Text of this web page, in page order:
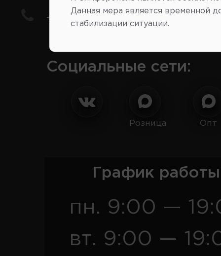
+7(978) 206-206-8
Социальные сети:
Розница Опт
График
пн. 9:00 —
вт. 9:00 —
Данная мера является временной
стабилизации ситуации.